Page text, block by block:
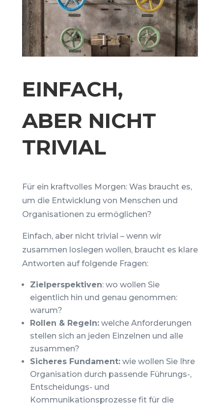
EINFACH,
ABER NICHT
TRIVIAL
Für ein kraftvolles Morgen: Was braucht es,
um die Entwicklung von Menschen und
Organisationen zu ermöglichen?
Einfach, aber nicht trivial – wenn wir
zusammen loslegen wollen, braucht es klare
Antworten auf folgende Fragen:
Zielperspektiven: wo wollen Sie
eigentlich hin und genau genommen:
warum?
Rollen & Regeln:welche Anforderungen
stellen sich an jeden Einzelnen und alle
zusammen?
Sicheres Fundament:wie wollen Sie Ihre
Organisation durch passende Führungs-,
Entscheidungs- und
Kommunikationsprozesse fit für die